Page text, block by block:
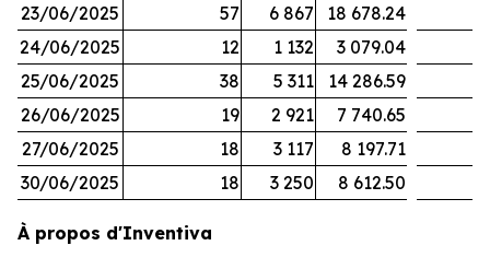
23/06/2025
57 6 867
18 678.24
24/06/2025
12 1 132
3 079.04
25/06/2025
38 5 311
14 286.59
26/06/2025
19 2 921
7 740.65
27/06/2025
18 3 117
8 197.71
30/06/2025
18 3 250 8 612.50
À propos d'Inventiva